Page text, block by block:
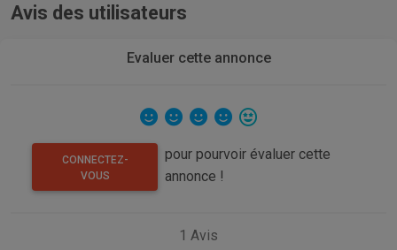
Avis des utilisateurs
Evaluer cette annonce
CONNECTEZ-
VOUS
pour pourvoir évaluer cette
annonce !
1 Avis